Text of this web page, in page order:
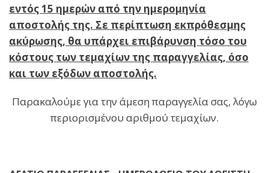
εντός 15 ημερών από την ημερομηνία
αποστολής της. Σε περίπτωση εκπρόθεσμης
ακύρωσης, θα υπάρχει επιβάρυνση τόσο του
κόστους των τεμαχίων της παραγγελίας, όσο
και των εξόδων αποστολής.
Παρακαλούμε για την άμεση παραγγελία σας, λόγω
περιορισμένου αριθμού τεμαχίων.